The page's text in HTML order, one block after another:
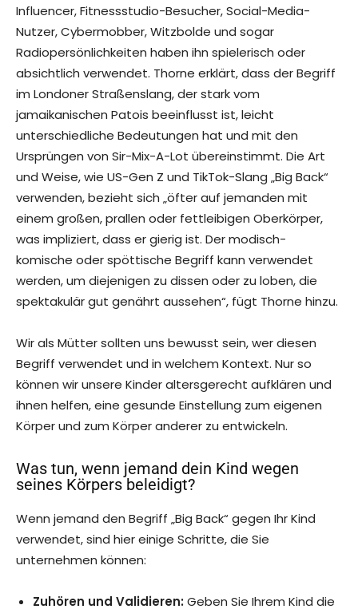
Influencer, Fitnessstudio-Besucher, Social-Media-
Nutzer, Cybermobber, Witzbolde und sogar
Radiopersönlichkeiten haben ihn spielerisch oder
absichtlich verwendet. Thorne erklärt, dass der Begriff
im Londoner Straßenslang, der stark vom
jamaikanischen Patois beeinflusst ist, leicht
unterschiedliche Bedeutungen hat und mit den
Ursprüngen von Sir-Mix-A-Lot übereinstimmt. Die Art
und Weise, wie US-Gen Z und TikTok-Slang „Big Back“
verwenden, bezieht sich „öfter auf jemanden mit
einem großen, prallen oder fettleibigen Oberkörper,
was impliziert, dass er gierig ist. Der modisch-
komische oder spöttische Begriff kann verwendet
werden, um diejenigen zu dissen oder zu loben, die
spektakulär gut genährt aussehen“, fügt Thorne hinzu.
Wir als Mütter sollten uns bewusst sein, wer diesen
Begriff verwendet und in welchem Kontext. Nur so
können wir unsere Kinder altersgerecht aufklären und
ihnen helfen, eine gesunde Einstellung zum eigenen
Körper und zum Körper anderer zu entwickeln.
Was tun, wenn jemand dein Kind wegen
seines Körpers beleidigt?
Wenn jemand den Begriff „Big Back“ gegen Ihr Kind
verwendet, sind hier einige Schritte, die Sie
unternehmen können:
Zuhören und Validieren:Geben Sie Ihrem Kind die